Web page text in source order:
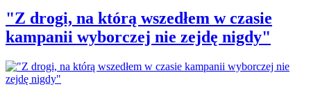
"Z drogi, na którą wszedłem w czasie
kampanii wyborczej nie zejdę nigdy"